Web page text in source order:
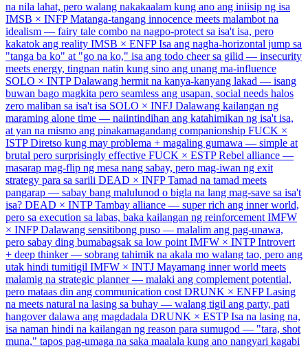
na nila lahat, pero walang nakakaalam kung ano ang iniisip ng isa
IMSB × INFP Matanga-tangang innocence meets malambot na
idealism — fairy tale combo na nagpo-protect sa isa't isa, pero
kakatok ang reality IMSB × ENFP Isa ang nagha-horizontal jump sa
"tanga ba ko" at "go na ko," isa ang todo cheer sa gilid — insecurity
meets energy, tingnan natin kung sino ang unang ma-influence
SOLO × INTP Dalawang hermit na kanya-kanyang lakad — isang
buwan bago magkita pero seamless ang usapan, social needs halos
zero maliban sa isa't isa SOLO × INFJ Dalawang kailangan ng
maraming alone time — naiintindihan ang katahimikan ng isa't isa,
at yan na mismo ang pinakamagandang companionship FUCK ×
ISTP Diretso kung may problema + magaling gumawa — simple at
brutal pero surprisingly effective FUCK × ESTP Rebel alliance —
masarap mag-flip ng mesa nang sabay, pero mag-iwan ng exit
strategy para sa sarili DEAD × INFP Tamad na tamad meets
pangarap — sabay bang malulunod o bigla na lang mag-save sa isa't
isa? DEAD × INTP Tambay alliance — super rich ang inner world,
pero sa execution sa labas, baka kailangan ng reinforcement IMFW
× INFP Dalawang sensitibong puso — malalim ang pag-unawa,
pero sabay ding bumabagsak sa low point IMFW × INTP Introvert
+ deep thinker — sobrang tahimik na akala mo walang tao, pero ang
utak hindi tumitigil IMFW × INTJ Mayamang inner world meets
malamig na strategic planner — malaki ang complement potential,
pero mataas din ang communication cost DRUNK × ENFP Lasing
na meets natural na lasing sa buhay — walang tigil ang party, pati
hangover dalawa ang magdadala DRUNK × ESTP Isa na lasing na,
isa naman hindi na kailangan ng reason para sumugod — "tara, shot
muna," tapos pag-umaga na saka maalala kung ano nangyari kagabi